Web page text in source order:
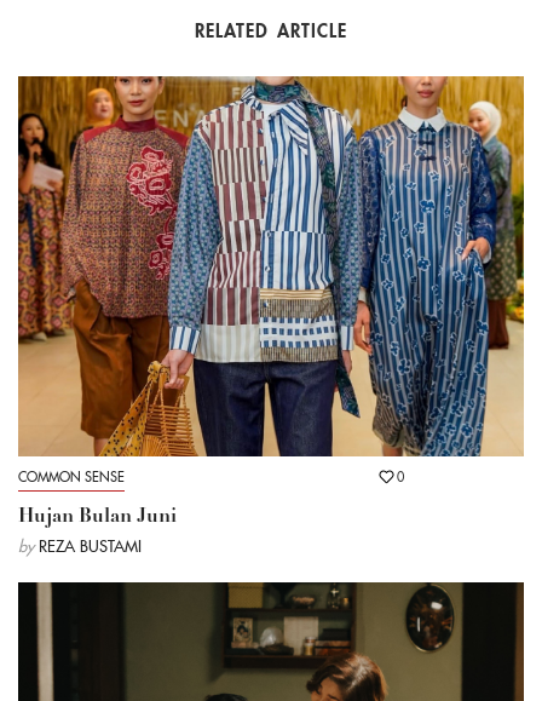
RELATED ARTICLE
COMMON SENSE 0
Hujan Bulan Juni
by REZA BUSTAMI